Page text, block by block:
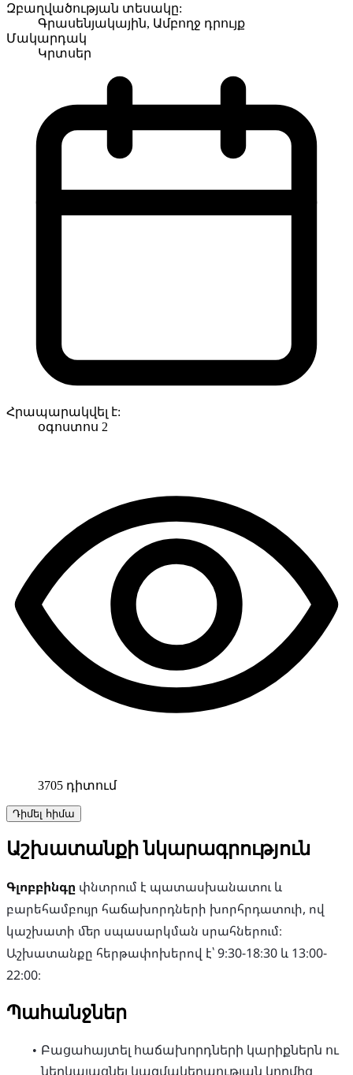
Զբաղվածության տեսակը:
Գրասենյակային, Ամբողջ դրույք
Մակարդակ
Կրտսեր
Հրապարակվել է:
օգոստոս 2
3705 դիտում
Դիմել հիմա
Աշխատանքի նկարագրություն
Գլոբբինգը փնտրում է պատասխանատու և
բարեհամբույր հաճախորդների խորհրդատուի, ով
կաշխատի մեր սպասարկման սրահներում։
Աշխատանքը հերթափոխերով է՝ 9։30-18։30 և 13։00-
22։00։
Պահանջներ
Բացահայտել հաճախորդների կարիքներն ու
ներկայացնել կազմակերպության կողմից